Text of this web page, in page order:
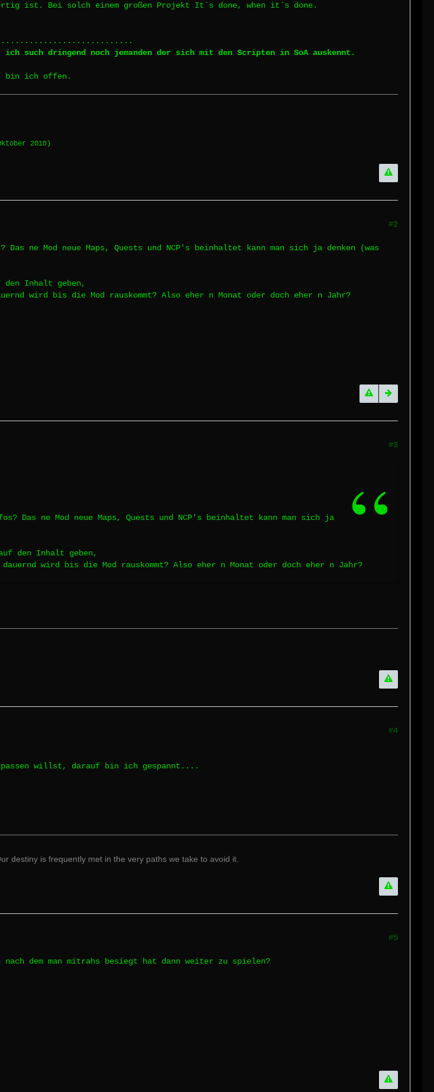
ist. Bei solch einem großen Projekt It`s done, when it`s done.
such dringend noch jemanden der sich mit den Scripten in SoA auskennt.
bin ich offen.
2010 )
#2
ne Mod neue Maps, Quests und NCP's beinhaltet kann man sich ja denken (was
Inhalt geben,
wird bis die Mod rauskommt? Also eher n Monat oder doch eher n Jahr?
#3
Das ne Mod neue Maps, Quests und NCP's beinhaltet kann man sich ja
den Inhalt geben,
wird bis die Mod rauskommt? Also eher n Monat oder doch eher n Jahr?
#4
willst, darauf bin ich gespannt....
destiny is frequently met in the very paths we take to avoid it.
#5
dem man mitrahs besiegt hat dann weiter zu spielen?